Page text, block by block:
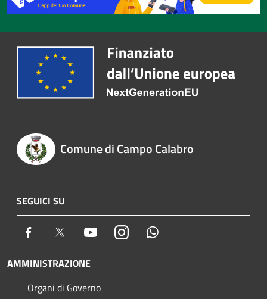
Comune di Campo Calabro
SEGUICI SU
Facebook Twitter YoutubeInstagram
AMMINISTRAZIONE
Organi di Governo